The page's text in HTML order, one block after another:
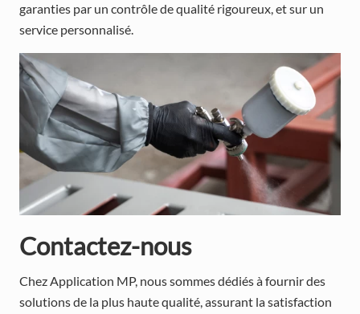
garanties par un contrôle de qualité rigoureux, et sur un
service personnalisé.
Contactez-nous
Chez Application MP, nous sommes dédiés à fournir des
solutions de la plus haute qualité, assurant la satisfaction